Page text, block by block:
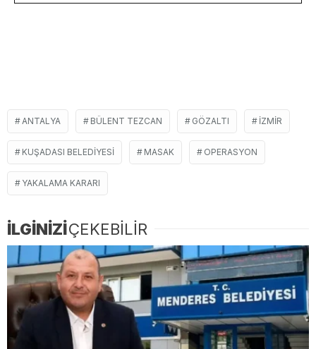
ANTALYA BÜLENT TEZCAN GÖZALTI IZMIR
KUŞADASI BELEDIYESI MASAK OPERASYON
YAKALAMA KARARI
İLGİNİZİÇEKEBİLİR